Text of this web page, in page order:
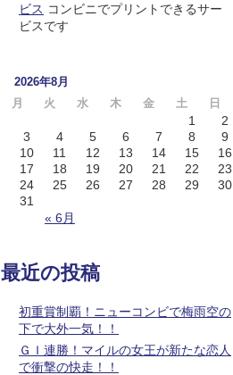
ビス コンビニでプリントできるサー
ビスです
2026年8月
月
火 水 木 金 土 日
« 6月
1
2
3
4 5 6 7 8
9
10
11 12 13 14 15
16
17
18 19 20 21 22
23
24
25 26 27 28 29
30
31
最近の投稿
初重賞制覇！ニューコンビで梅雨空の
下で大外一気！！
ＧＩ連勝！マイルの女王が新たな恋人
で衝撃の快走！！